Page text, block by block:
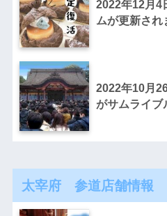
2022年12月4
ムが更新され
2022年10月
がサムライブ
太宰府 参道店舗情報